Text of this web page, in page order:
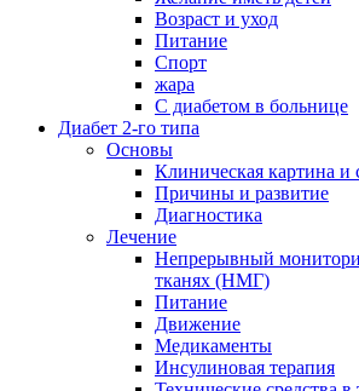
Возраст и уход
Питание
Спорт
жара
С диабетом в больнице
Диабет 2-го типа
Основы
Клиническая картина
Причины и развитие
Диагностика
Лечение
Непрерывный
тканях (НМГ)
Питание
Движение
Медикаменты
Инсулиновая терапия